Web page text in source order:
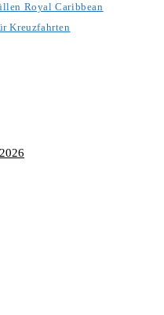
Royal Caribbean
Kreuzfahrten